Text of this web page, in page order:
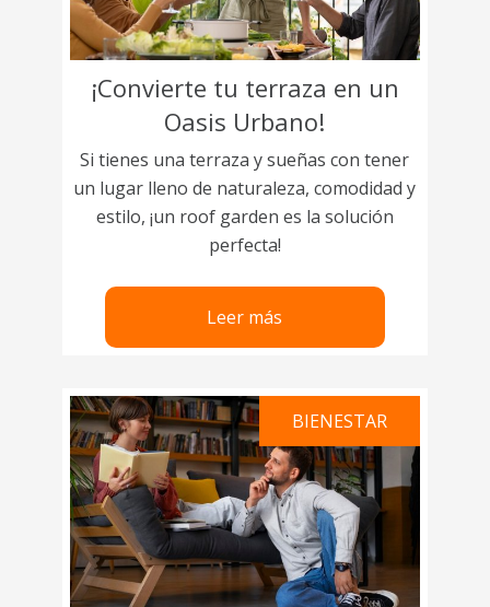
¡Convierte tu terraza en un
Oasis Urbano!
Si tienes una terraza y sueñas con tener
un lugar lleno de naturaleza, comodidad y
estilo, ¡un roof garden es la solución
perfecta!
Leer más
BIENESTAR